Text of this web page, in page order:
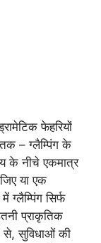
फेहरियों
– ग्लैम्पिंग के
के नीचे एकमात्र
या एक
ग्लैम्पिंग सिर्फ
प्राकृतिक
से, सुविधाओं की